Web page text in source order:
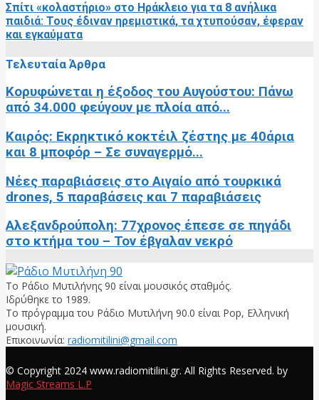
Σπίτι «κολαστήριο» στο Ηράκλειο για τα 8 ανήλικα
παιδιά: Τους έδιναν ηρεμιστικά, τα χτυπούσαν, έφεραν
και εγκαύματα
Τελευταία Άρθρα
Κορυφώνεται η έξοδος του Αυγούστου: Πάνω
από 34.000 φεύγουν με πλοία από...
Καιρός: Εκρηκτικό κοκτέιλ ζέστης με 40άρια
και 8 μποφόρ – Σε συναγερμό...
Νέες παραβιάσεις στο Αιγαίο από τουρκικά
drones, 5 παραβάσεις και 7 παραβιάσεις
Αλεξανδρούπολη: 77χρονος έπεσε σε πηγάδι
στο κτήμα του – Τον έβγαλαν νεκρό
Το Ράδιο Μυτιλήνης 90 είναι μουσικός σταθμός.
Ιδρύθηκε το 1989.
Το πρόγραμμα του Ράδιο Μυτιλήνη 90.0 είναι Pop, Ελληνική
μουσική.
Επικοινωνία: radiomitilini@gmail.com
© Copyright 2024 www.radiomitilini.gr. All Rights Reserved. by
Magic Streams L.P